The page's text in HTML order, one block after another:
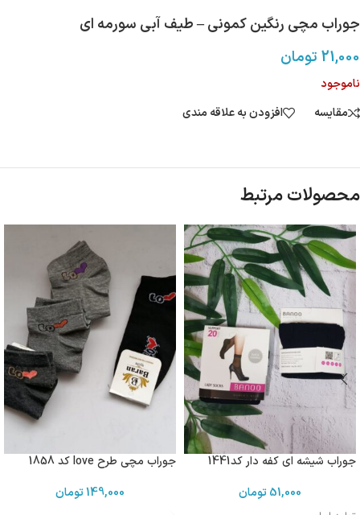
جوراب مچی رنگین کمونی – طیف آبی سورمه ای
21,000 تومان
ناموجود
مقایسه
افزودن به علاقه مندی
محصولات مرتبط
جوراب شیشه ای کفه دار کد1441
51,000تومان
جوراب مچی طرح love کد 1858
149,000تومان